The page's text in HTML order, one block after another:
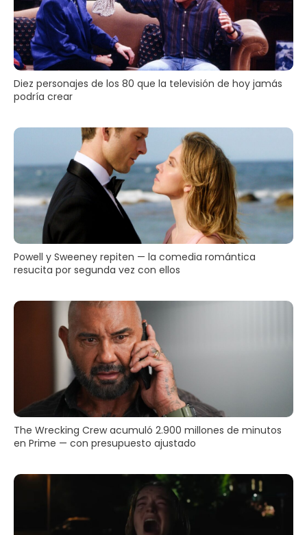
Diez personajes de los 80 que la televisión de hoy jamás
podría crear
Powell y Sweeney repiten — la comedia romántica
resucita por segunda vez con ellos
The Wrecking Crew acumuló 2.900 millones de minutos
en Prime — con presupuesto ajustado